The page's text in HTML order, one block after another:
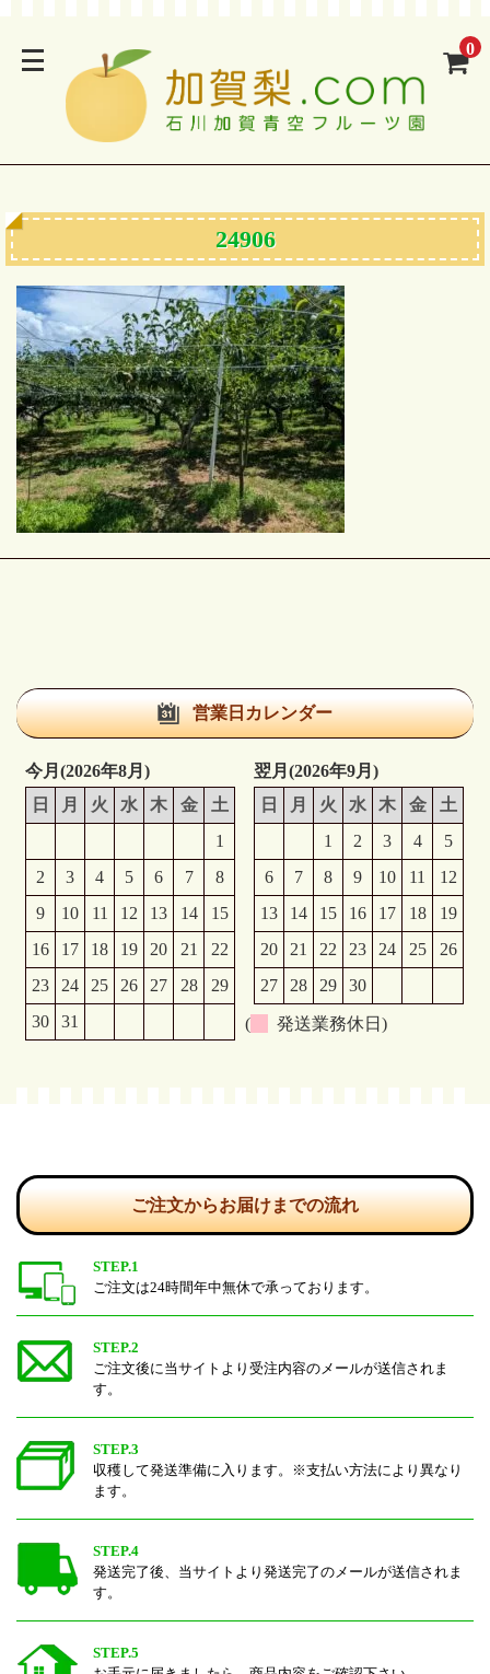
0
24906
営業日カレンダー
今月(2026年8月)
日
月 火 水 木 金
土
1
2
3 4 5 6 7
8
9
10 11 12 13 14
15
16
17 18 19 20 21
22
23
24 25 26 27 28
29
30
31
翌月(2026年9月)
日
月 火 水 木 金
土
1
2 3 4
5
6
7 8 9 10 11
12
13
14 15 16 17 18
19
20
21 22 23 24 25
26
27
28 29 30
( 発送業務休日)
ご注文からお届けまでの流れ
STEP.1
ご注文は24時間年中無休で承っております。
STEP.2
ご注文後に当サイトより受注内容のメールが送信されま
す。
STEP.3
収穫して発送準備に入ります。※支払い方法により異なり
ます。
STEP.4
発送完了後、当サイトより発送完了のメールが送信されま
す。
STEP.5